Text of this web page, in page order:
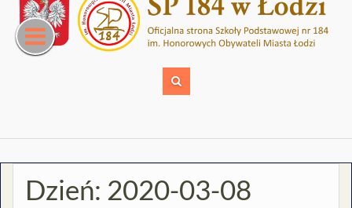
content
Dzień: 2020-03-08